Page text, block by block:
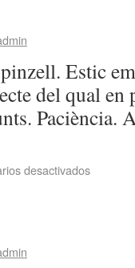
Estic
del qual en
Paciència.
desactivados